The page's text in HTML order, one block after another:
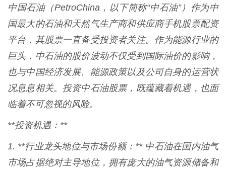
中国石油（PetroChina，以下简称“中石油”）作为中
国最大的石油和天然气生产商和供应商手机股票配资
平台，其股票一直备受投资者关注。作为能源行业的
巨头，中石油的股价波动不仅受到国际油价的影响，
也与中国经济发展、能源政策以及公司自身的运营状
况息息相关。投资中石油股票，既蕴藏着机遇，也面
临着不可忽视的风险。
**投资机遇：**
1. **行业龙头地位与市场份额：** 中石油在国内油气
市场占据绝对主导地位，拥有庞大的油气资源储备和